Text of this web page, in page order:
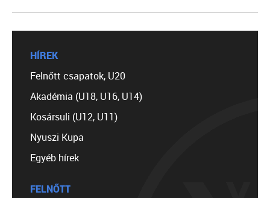
HÍREK
Felnőtt csapatok, U20
Akadémia (U18, U16, U14)
Kosársuli (U12, U11)
Nyuszi Kupa
Egyéb hírek
FELNŐTT